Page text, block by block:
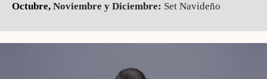
Octubre, Noviembre y Diciembre: Set Navideño